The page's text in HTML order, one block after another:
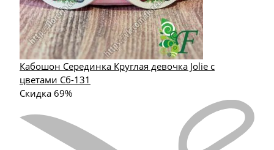
Кабошон Серединка Круглая девочка Jolie с
цветами Сб-131
Скидка 69%